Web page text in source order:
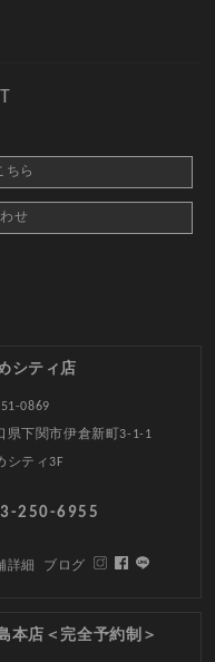
ちら
せ
シティ店
0869
県下関市伊倉新町3-1-1
シティ3F
250-6955
詳細 ブログ
本店＜完全予約制＞